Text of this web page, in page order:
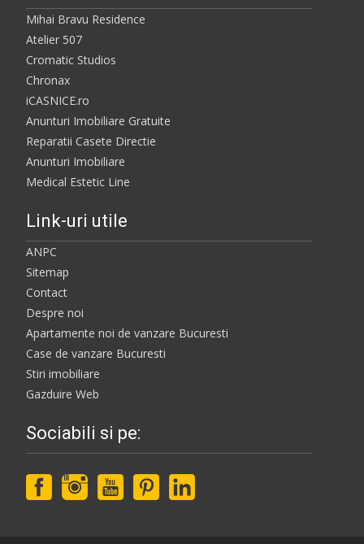
Mihai Bravu Residence
Atelier 507
Cromatic Studios
Chronax
iCASNICE.ro
Anunturi Imobiliare Gratuite
Reparatii Casete Directie
Anunturi Imobiliare
Medical Estetic Line
Link-uri utile
ANPC
Sitemap
Contact
Despre noi
Apartamente noi de vanzare Bucuresti
Case de vanzare Bucuresti
Stiri imobiliare
Gazduire Web
Sociabili si pe: